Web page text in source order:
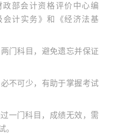
政部会计资格评价中心编
会计实务》和《经济法基
门科目，避免遗忘并保证
不可少，有助于掌握考试
一门科目，成绩无效，需